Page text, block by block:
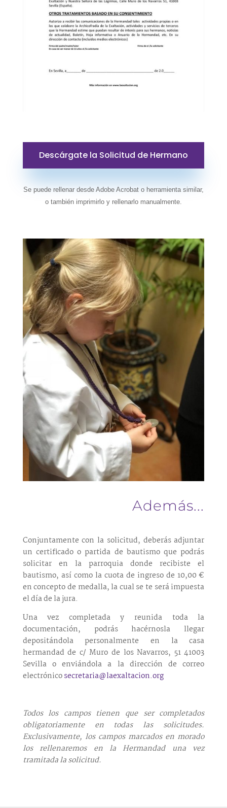
Descárgate la Solicitud de Hermano
Se puede rellenar desde Adobe Acrobat o herramienta similar,
o también imprimirlo y rellenarlo manualmente.
Además...
Conjuntamente con la solicitud, deberás adjuntar
un certificado o partida de bautismo que podrás
solicitar en la parroquia donde recibiste el
bautismo, así como la cuota de ingreso de 10,00 €
en concepto de medalla, la cual se te será impuesta
el día de la jura.
Una vez completada y reunida toda la
documentación, podrás hacérnosla llegar
depositándola personalmente en la casa
hermandad de c/ Muro de los Navarros, 51 41003
Sevilla o enviándola a la dirección de correo
electrónicosecretaria@laexaltacion.org
Todos los campos tienen que ser completados
obligatoriamente en todas las solicitudes.
Exclusivamente, los campos marcados en morado
los rellenaremos en la Hermandad una vez
tramitada la solicitud.